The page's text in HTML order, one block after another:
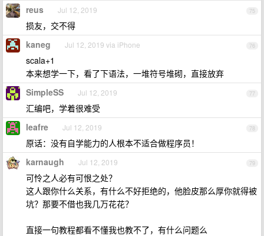
75
reus Jul 12, 2019
损友，交不得
76
kaneg Jul 12, 2019 via iPhone
scala+1
本来想学一下，看了下语法，一堆符号堆砌，直接放弃
77
SimpleSS Jul 12, 2019
汇编吧，学着很难受
78
leafre Jul 12, 2019
原话：没有自学能力的人根本不适合做程序员！
79
karnaugh Jul 12, 2019
可怜之人必有可恨之处？
这人跟你什么关系，有什么不好拒绝的，他脸皮那么厚你就得被
坑？那要不借也我几万花花？
直接一句教程都看不懂我也教不了，有什么问题么